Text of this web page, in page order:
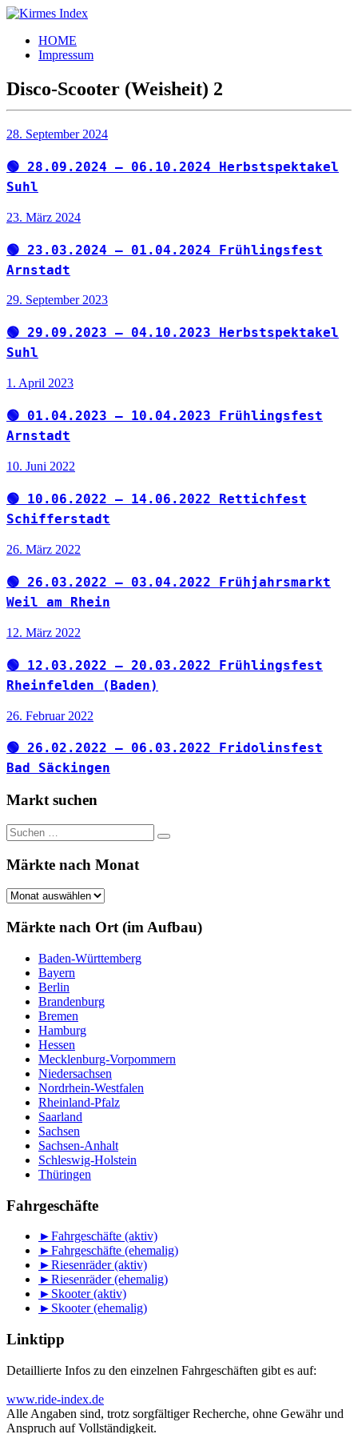
Zum
springen
Kirmes
Index
Tourpläne
der
letzten
Jahre
HOME
Impressum
Disco-Scooter (Weisheit) 2
28. September 2024
🟢 28.09.2024 – 06.10.2024 Herbstspektakel
Suhl
23. März 2024
🟢 23.03.2024 – 01.04.2024 Frühlingsfest
Arnstadt
29. September 2023
🟢 29.09.2023 – 04.10.2023 Herbstspektakel
Suhl
1. April 2023
🟢 01.04.2023 – 10.04.2023 Frühlingsfest
Arnstadt
10. Juni 2022
🟢 10.06.2022 – 14.06.2022 Rettichfest
Schifferstadt
26. März 2022
🟢 26.03.2022 – 03.04.2022 Frühjahrsmarkt
Weil am Rhein
12. März 2022
🟢 12.03.2022 – 20.03.2022 Frühlingsfest
Rheinfelden (Baden)
26. Februar 2022
🟢 26.02.2022 – 06.03.2022 Fridolinsfest
Bad Säckingen
Markt suchen
Suchen
nach:
Suchen
Märkte nach Monat
Märkte
Monat
Märkte nach Ort (im Aufbau)
Baden-Württemberg
Bayern
Berlin
Brandenburg
Bremen
Hamburg
Hessen
Mecklenburg-Vorpommern
Niedersachsen
Nordrhein-Westfalen
Rheinland-Pfalz
Saarland
Sachsen
Sachsen-Anhalt
Schleswig-Holstein
Thüringen
Fahrgeschäfte
►Fahrgeschäfte (aktiv)
►Fahrgeschäfte (ehemalig)
►Riesenräder (aktiv)
►Riesenräder (ehemalig)
► Skooter (aktiv)
► Skooter (ehemalig)
Linktipp
Detaillierte Infos zu den einzelnen Fahrgeschäften gibt es auf:
www.ride-index.de
Alle Angaben sind, trotz sorgfältiger Recherche, ohne Gewähr und
Anspruch auf Vollständigkeit.